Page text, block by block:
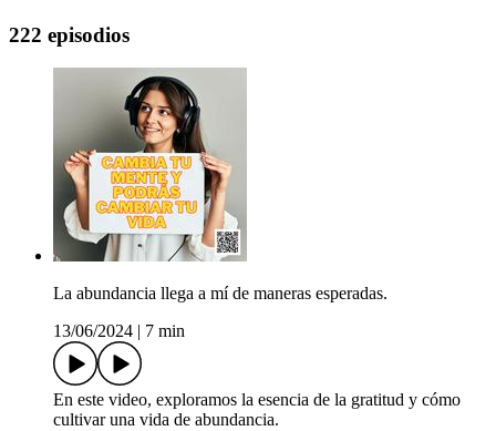
222 episodios
La abundancia llega a mí de maneras esperadas.
13/06/2024
7 min
En este video, exploramos la esencia de la gratitud y cómo
cultivar una vida de abundancia.